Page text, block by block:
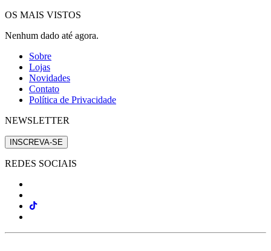
OS MAIS VISTOS
Nenhum dado até agora.
Sobre
Lojas
Novidades
Contato
Política de Privacidade
NEWSLETTER
INSCREVA-SE
REDES SOCIAIS